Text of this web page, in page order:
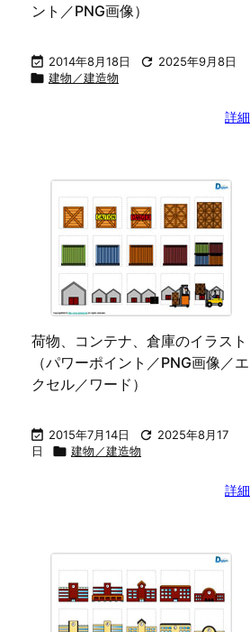
ント／PNG画像）
 2014年8月18日  2025年9月8日
 建物／建造物
詳細
荷物、コンテナ、倉庫のイラスト
（パワーポイント／PNG画像／エ
クセル／ワード）
 2015年7月14日  2025年8月17
日
 建物／建造物
詳細